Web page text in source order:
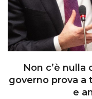
Non c’è nulla
governo prova a
e